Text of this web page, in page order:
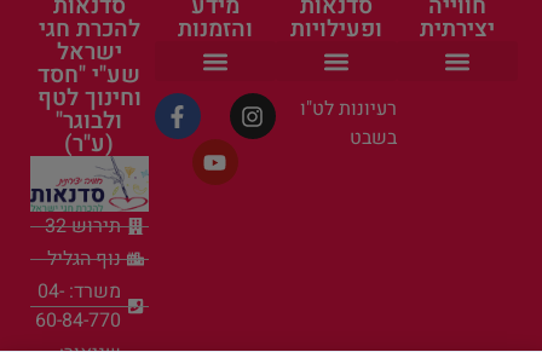
יצירתית ופעילויות
רעיונות לט"ו
בשבט
והזמנות להכרת חגי
ישראל
שע"י "חסד
וחינוך לטף
ולבוגר"
(ע"ר)
תירוש 32
נוף הגליל
משרד: 04-
60-84-770